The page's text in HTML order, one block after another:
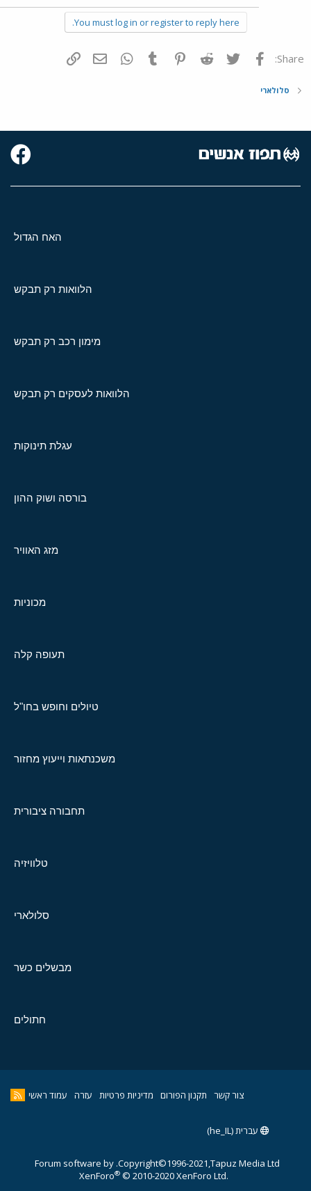
You must log in or register to reply here.
Share: פייסבוק Twitter
Reddit
Pinterest
Tumblr
WhatsAppדואר אלקטרוני
סלולארי
האח הגדול
הלוואות רק תבקש
מימון רכב רק תבקש
הלוואות לעסקים רק תבקש
עגלת תינוקות
בורסה ושוק ההון
מזג האוויר
מכוניות
תעופה קלה
טיולים וחופש בחו"ל
משכנתאות וייעוץ מחזור
תחבורה ציבורית
טלוויזיה
סלולארי
מבשלים כשר
חתולים
צור קשר תקנון הפורום מדיניות פרטיות עזרה עמוד ראשי
עברית (he_IL)
Copyright©1996-2021,Tapuz Media Ltd.
Forum software by
XenForo® © 2010-2020 XenForo Ltd.